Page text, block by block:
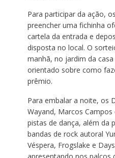
Para participar da ação,
preencher uma fichinha
cartela da entrada e
disposta no local. O
manhã, no jardim da
orientado sobre como
prêmio.
Para embalar a noite, os
Wayand, Marcos
pistas de dança, além da
bandas de rock autoral
Véspera, Frogslake e